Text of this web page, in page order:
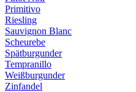
Primitivo
Riesling
Sauvignon Blanc
Scheurebe
Spätburgunder
Tempranillo
Weißburgunder
Zinfandel